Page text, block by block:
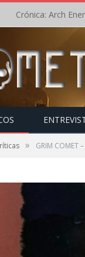
» GRIM COMET